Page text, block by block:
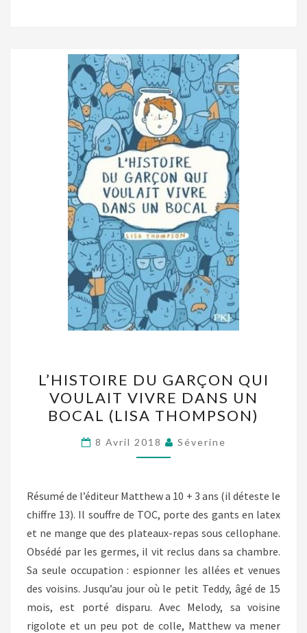
DU
GARÇON
QUI
VOULAIT
VIVRE
UN
BOCAL
(LISA
THOMPSON)
L’HISTOIRE DU GARÇON QUI
VOULAIT VIVRE DANS UN
BOCAL (LISA THOMPSON)
8 Avril 2018 Séverine
Résumé de l’éditeur Matthew a 10 + 3 ans (il déteste le
chiffre 13). Il souffre de TOC, porte des gants en latex
et ne mange que des plateaux-repas sous cellophane.
Obsédé par les germes, il vit reclus dans sa chambre.
Sa seule occupation : espionner les allées et venues
des voisins. Jusqu’au jour où le petit Teddy, âgé de 15
mois, est porté disparu. Avec Melody, sa voisine
rigolote et un peu pot de colle, Matthew va mener